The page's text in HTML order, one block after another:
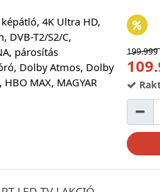
képátló, 4K Ultra HD,
DVB-T2/S2/C,
párosítás
Dolby Atmos, Dolby
MAX, MAGYAR
199.999